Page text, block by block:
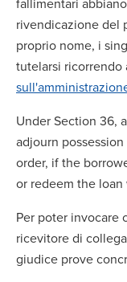
rivendicazione del
proprio nome, i
tutelarsi ricorrendo
Under Section 36,
adjourn
order, if the
or redeem the loan
Per poter invocare
ricevitore di
giudice prove